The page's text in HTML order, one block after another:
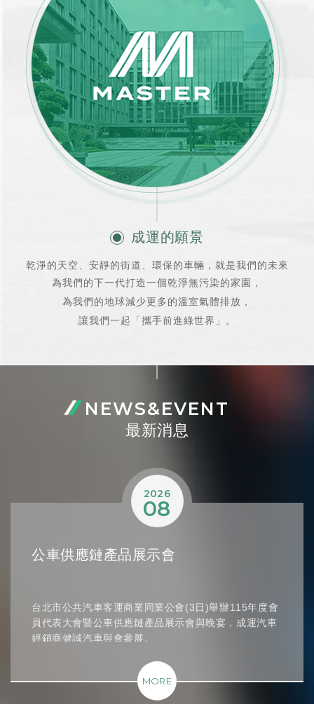
成運的願景
乾淨的天空、安靜的街道、環保的車輛，就是我們的未來
為我們的下一代打造一個乾淨無污染的家園，
為我們的地球減少更多的溫室氣體排放，
讓我們一起「攜手前進綠世界」。
NEWS&EVENT
最新消息
2026
08
公車供應鏈產品展示會
台北市公共汽車客運商業同業公會(3日)舉辦115年度會
員代表大會暨公車供應鏈產品展示會與晚宴，成運汽車
經銷商健誠汽車與會參展。